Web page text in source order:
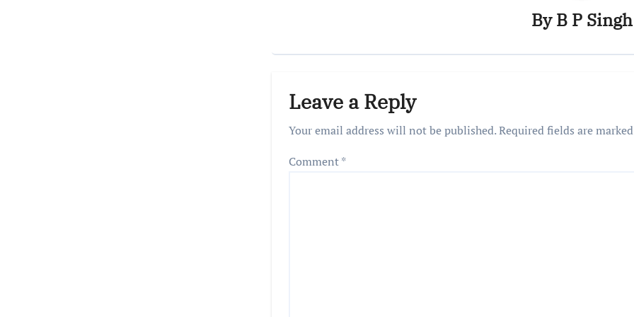
ByB P Singh
Leave a Reply
Your email address will not be published.Required fields are
Comment*